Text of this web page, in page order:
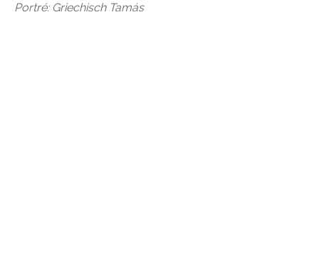
Portré: Griechisch Tamás